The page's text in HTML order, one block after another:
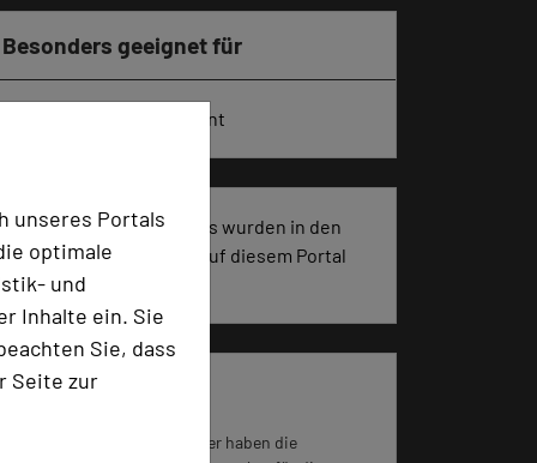
unseres Portals
optimale
und
Inhalte ein. Sie
Sie, dass
Seite zur
Besonders geeignet für
Seminar, Konferenz, Event
1029 Seiten dieses Hotels wurden in den
vergangenen 30 Tagen auf diesem Portal
aufgerufen.
Impressum zum Hotel
Für die Verwendung der Bilder haben die